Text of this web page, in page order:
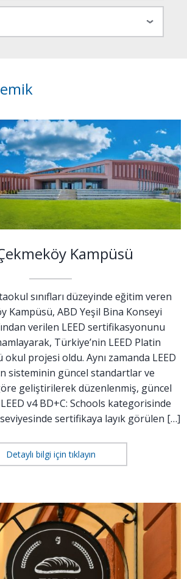
Kampüsü
sınıfları düzeyinde eğitim veren
Kampüsü, ABD Yeşil Bina Konseyi
verilen LEED sertifikasyonunu
Türkiye’nin LEED Platin
okul projesi oldu. Aynı zamanda LEED
sisteminin güncel standartlar ve
geliştirilerek düzenlenmiş, güncel
v4 BD+C: Schools kategorisinde
sertifikaya layık görülen […]
Detaylı bilgi için tıklayın